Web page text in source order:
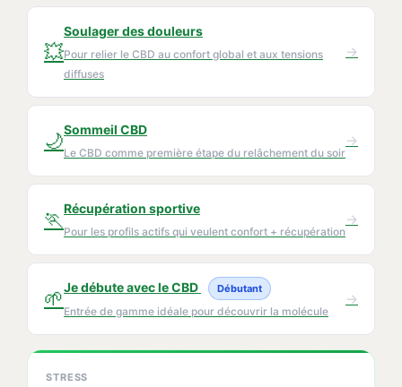
💥
Soulager des douleurs
Pour relier le CBD au confort global et aux tensions
diffuses
→
🌙Sommeil CBD
Le CBD comme première étape du relâchement du soir
→
🏃Récupération sportive
Pour les profils actifs qui veulent confort + récupération
→
🌱Je débute avec le CBD Débutant
Entrée de gamme idéale pour découvrir la molécule
→
STRESS